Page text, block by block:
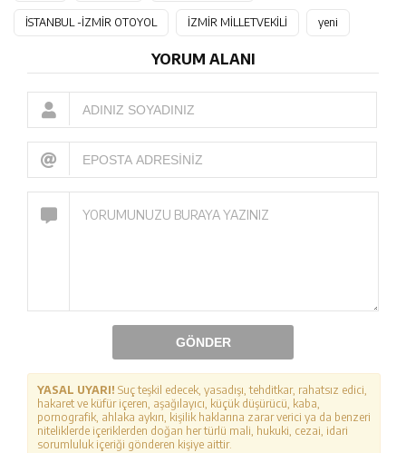
İSTANBUL -İZMİR OTOYOL İZMİR MİLLETVEKİLİ yeni
YORUM ALANI
GÖNDER
YASAL UYARI! Suç teşkil edecek, yasadışı, tehditkar, rahatsız edici,
hakaret ve küfür içeren, aşağılayıcı, küçük düşürücü, kaba,
pornografik, ahlaka aykırı, kişilik haklarına zarar verici ya da benzeri
niteliklerde içeriklerden doğan her türlü mali, hukuki, cezai, idari
sorumluluk içeriği gönderen kişiye aittir.